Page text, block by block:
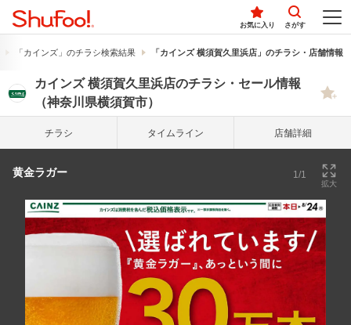
お気に入り さがす
「カインズ」のチラシ検索結果 「カインズ 横須賀久里浜店」のチラシ・店舗情報
カインズ 横須賀久里浜店のチラシ・セール情報
（神奈川県横須賀市）
チラシ タイム ライン 店舗詳細
黄金ラガー 1/1
拡大